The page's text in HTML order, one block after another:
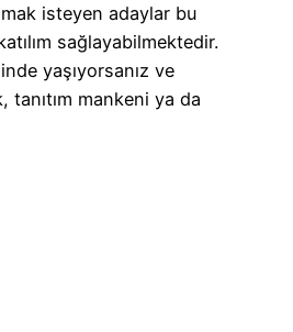
isteyen adaylar bu
sağlayabilmektedir.
yaşıyorsanız ve
tanıtım mankeni ya da